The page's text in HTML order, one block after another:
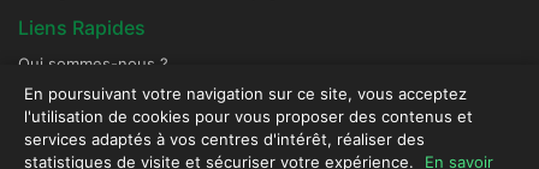
Liens Rapides
Qui sommes-nous ?
Devenir Fournisseur Partenaire
Publier une annonce
Contact & Sécurité
En poursuivant votre navigation sur ce site, vous acceptez
l'utilisation de cookies pour vous proposer des contenus et
services adaptés à vos centres d'intérêt, réaliser des
statistiques de visite et sécuriser votre expérience.
En savoir